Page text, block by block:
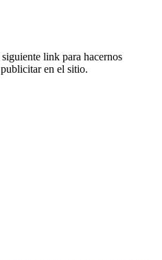
link para hacernos
en el sitio.